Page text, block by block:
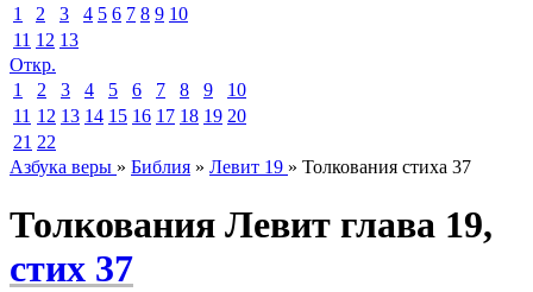
1
2 3 4 5 6 7 8 9 10
11 12 13
Откр.
1
2 3 4 5 6 7 8 9
10
11 12 13 14 15 16 17 18 19 20
21 22
Азбука веры » Библия » Левит 19 » Толкования стиха 37
Толкования Левит глава 19,
стих 37